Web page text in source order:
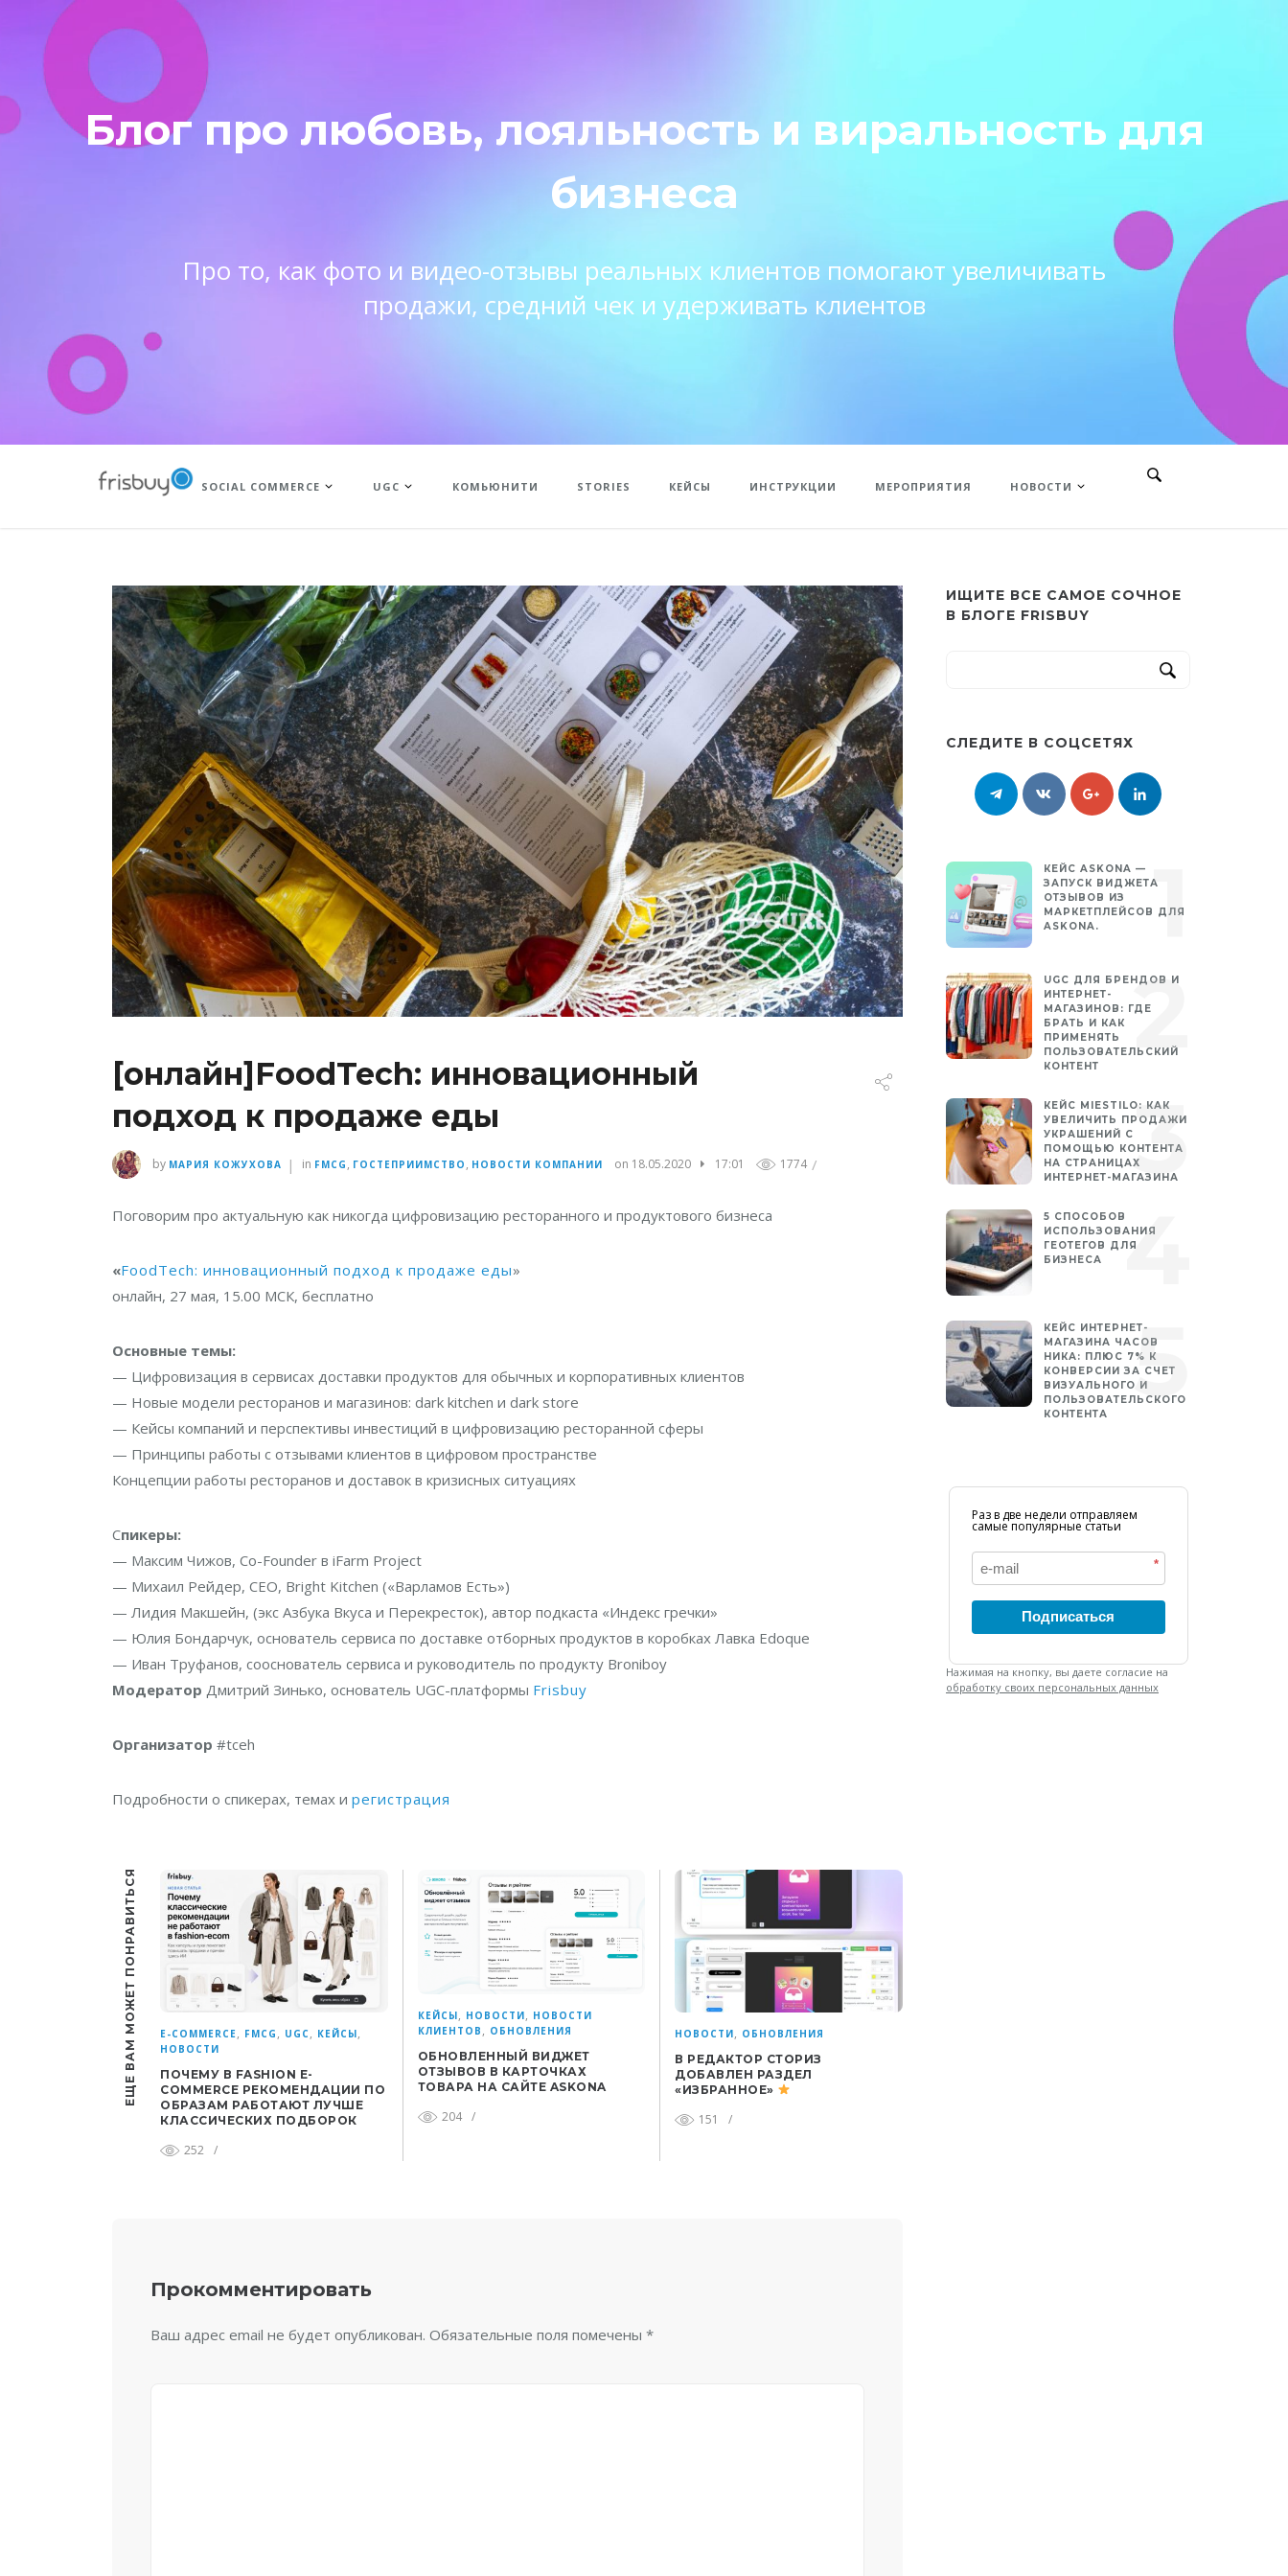
Блог про любовь, лояльность и виральность для
бизнеса
Про то, как фото и видео-отзывы реальных клиентов помогают увеличивать
продажи, средний чек и удерживать клиентов
SOCIAL COMMERCE UGC КОМЬЮНИТИ STORIES КЕЙСЫ ИНСТРУКЦИИ МЕРОПРИЯТИЯ НОВОСТИ
[онлайн]FoodTech: инновационный
подход к продаже еды
by МАРИЯ КОЖУХОВА | in FMCG , ГОСТЕПРИИМСТВО , НОВОСТИ КОМПАНИИ on 18.05.2020 17:01 1774 /
Поговорим про актуальную как никогда цифровизацию ресторанного и продуктового бизнеса
«FoodTech: инновационный подход к продаже еды»
онлайн, 27 мая, 15.00 МСК, бесплатно
Основные темы:
— Цифровизация в сервисах доставки продуктов для обычных и корпоративных клиентов
— Новые модели ресторанов и магазинов: dark kitchen и dark store
— Кейсы компаний и перспективы инвестиций в цифровизацию ресторанной сферы
— Принципы работы с отзывами клиентов в цифровом пространстве
Концепции работы ресторанов и доставок в кризисных ситуациях
Спикеры:
— Максим Чижов, Co-Founder в iFarm Project
— Михаил Рейдер, CEO, Bright Kitchen («Варламов Есть»)
— Лидия Макшейн, (экс Азбука Вкуса и Перекресток), автор подкаста «Индекс гречки»
— Юлия Бондарчук, основатель сервиса по доставке отборных продуктов в коробках Лавка Edoque
— Иван Труфанов, сооснователь сервиса и руководитель по продукту Broniboy
Модератор Дмитрий Зинько, основатель UGC-платформы Frisbuy
Организатор #tceh
Подробности о спикерах, темах и регистрация
ЕЩЕ ВАМ МОЖЕТ ПОНРАВИТЬСЯ E-COMMERCE, FMCG , UGC , КЕЙСЫ,
НОВОСТИ
ПОЧЕМУ В FASHION E-
COMMERCE РЕКОМЕНДАЦИИ ПО
ОБРАЗАМ РАБОТАЮТ ЛУЧШЕ
КЛАССИЧЕСКИХ ПОДБОРОК
252 /
КЕЙСЫ, НОВОСТИ, НОВОСТИ
КЛИЕНТОВ , ОБНОВЛЕНИЯ
ОБНОВЛЕННЫЙ ВИДЖЕТ
ОТЗЫВОВ В КАРТОЧКАХ
ТОВАРА НА САЙТЕ ASKONA
204 /
НОВОСТИ, ОБНОВЛЕНИЯ
В РЕДАКТОР СТОРИЗ
ДОБАВЛЕН РАЗДЕЛ
«ИЗБРАННОЕ»
151 /
Прокомментировать
Ваш адрес email не будет опубликован. Обязательные поля помечены *
ИЩИТЕ ВСЕ САМОЕ СОЧНОЕ
В БЛОГЕ FRISBUY
СЛЕДИТЕ В СОЦСЕТЯХ
КЕЙС ASKONA —
ЗАПУСК ВИДЖЕТА
ОТЗЫВОВ ИЗ
МАРКЕТПЛЕЙСОВ ДЛЯ
ASKONA.
UGC ДЛЯ БРЕНДОВ И
ИНТЕРНЕТ-
МАГАЗИНОВ: ГДЕ
БРАТЬ И КАК
ПРИМЕНЯТЬ
ПОЛЬЗОВАТЕЛЬСКИЙ
КОНТЕНТ
КЕЙС MIESTILO: КАК
УВЕЛИЧИТЬ ПРОДАЖИ
УКРАШЕНИЙ С
ПОМОЩЬЮ КОНТЕНТА
НА СТРАНИЦАХ
ИНТЕРНЕТ-МАГАЗИНА
5 СПОСОБОВ
ИСПОЛЬЗОВАНИЯ
ГЕОТЕГОВ ДЛЯ
БИЗНЕСА
КЕЙС ИНТЕРНЕТ-
МАГАЗИНА ЧАСОВ
НИКА: ПЛЮС 7% К
КОНВЕРСИИ ЗА СЧЕТ
ВИЗУАЛЬНОГО И
ПОЛЬЗОВАТЕЛЬСКОГО
КОНТЕНТА
Раз в две недели отправляем
самые популярные статьи
*
Подписаться
Нажимая на кнопку, вы даете согласие на
обработку своих персональных данных